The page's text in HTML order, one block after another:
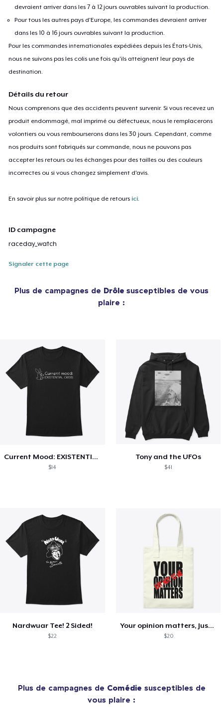
devraient arriver dans les 7 à 12 jours ouvrables suivant la production.
Pour tous les autres pays d'Europe, les commandes devraient arriver
dans les 10 à 16 jours ouvrables suivant la production.
Pour les commandes internationales expédiées depuis les États-Unis,
nous ne suivons pas les colis une fois qu'ils atteignent leur pays de
destination.
Détails du retour
Nous comprenons que des accidents peuvent survenir. Si vous recevez un
produit endommagé, mal imprimé ou défectueux, nous le remplacerons
volontiers ou vous rembourserons dans les 30 jours. Cependant, comme
nos produits sont fabriqués sur commande, nous ne pouvons pas
accepter les retours ou les échanges pour des tailles ou des couleurs
incorrectes ou si vous changez simplement d'avis.
En savoir plus sur notre politique de retours ici.
ID campagne
raceday_watch
Signaler cette page
Plus de campagnes de Drôle susceptibles de vous
plaire :
Current Mood: EXISTENTIAL CRISIS
$14
Tony and the UFOs
$41
Nardwuar Tee! 2 Sided!
$22
Your opinion matters, Just not to me!
$20
Plus de campagnes de Comédie susceptibles de
vous plaire :